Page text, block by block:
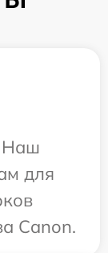
Наш
для
Canon.